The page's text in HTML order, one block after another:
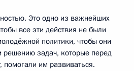
Это одно из важнейших
все эти действия не были
политики, чтобы они
решению задач, которые перед
им развиваться.